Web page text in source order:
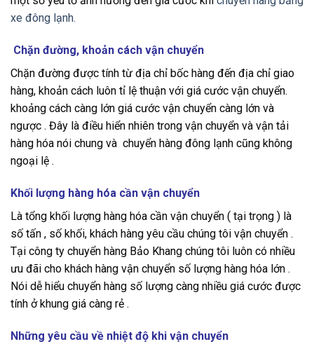
xe đông lạnh.
Chặn đường, khoản cách vận chuyển
Chặn đường được tính từ địa chỉ bốc hàng đến địa chỉ giao
hàng, khoản cách luôn tỉ lệ thuận với giá cước vận chuyển.
khoảng cách càng lớn giá cước vận chuyển càng lớn và
ngược . Đây là điều hiển nhiên trong vận chuyển và vận tải
hàng hóa nói chung và chuyển hàng đông lạnh cũng không
ngoại lệ .
Khối lượng hàng hóa cần vận chuyển
Là tổng khối lượng hàng hóa cần vận chuyển ( tại trọng ) là
số tấn , số khối, khách hàng yêu cầu chúng tôi vận chuyển .
Tại công ty chuyển hàng Bảo Khang chúng tôi luôn có nhiều
ưu đãi cho khách hàng vận chuyển số lượng hàng hóa lớn .
Nói dễ hiểu chuyển hàng số lượng càng nhiều giá cước được
tính ở khung giá càng rẻ .
Những yêu cầu về nhiệt độ khi vận chuyển